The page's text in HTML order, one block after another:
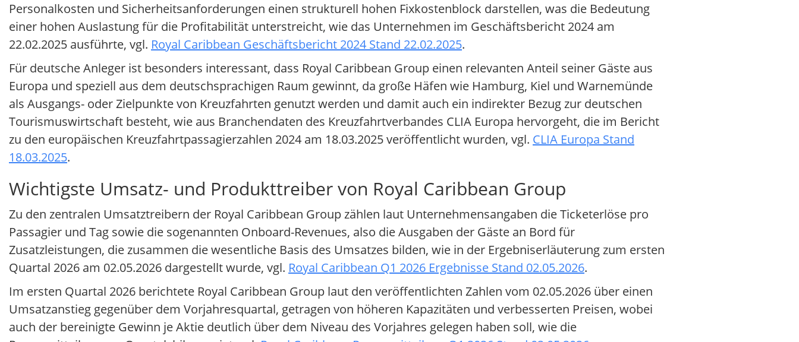
Personalkosten und Sicherheitsanforderungen einen strukturell hohen Fixkostenblock darstellen, was die Bedeutung
einer hohen Auslastung für die Profitabilität unterstreicht, wie das Unternehmen im Geschäftsbericht 2024 am
22.02.2025 ausführte, vgl. Royal Caribbean Geschäftsbericht 2024 Stand 22.02.2025.
Für deutsche Anleger ist besonders interessant, dass Royal Caribbean Group einen relevanten Anteil seiner Gäste aus
Europa und speziell aus dem deutschsprachigen Raum gewinnt, da große Häfen wie Hamburg, Kiel und Warnemünde
als Ausgangs- oder Zielpunkte von Kreuzfahrten genutzt werden und damit auch ein indirekter Bezug zur deutschen
Tourismuswirtschaft besteht, wie aus Branchendaten des Kreuzfahrtverbandes CLIA Europa hervorgeht, die im Bericht
zu den europäischen Kreuzfahrtpassagierzahlen 2024 am 18.03.2025 veröffentlicht wurden, vgl. CLIA Europa Stand
18.03.2025.
Wichtigste Umsatz- und Produkttreiber von Royal Caribbean Group
Zu den zentralen Umsatztreibern der Royal Caribbean Group zählen laut Unternehmensangaben die Ticketerlöse pro
Passagier und Tag sowie die sogenannten Onboard-Revenues, also die Ausgaben der Gäste an Bord für
Zusatzleistungen, die zusammen die wesentliche Basis des Umsatzes bilden, wie in der Ergebniserläuterung zum ersten
Quartal 2026 am 02.05.2026 dargestellt wurde, vgl. Royal Caribbean Q1 2026 Ergebnisse Stand 02.05.2026.
Im ersten Quartal 2026 berichtete Royal Caribbean Group laut den veröffentlichten Zahlen vom 02.05.2026 über einen
Umsatzanstieg gegenüber dem Vorjahresquartal, getragen von höheren Kapazitäten und verbesserten Preisen, wobei
auch der bereinigte Gewinn je Aktie deutlich über dem Niveau des Vorjahres gelegen haben soll, wie die